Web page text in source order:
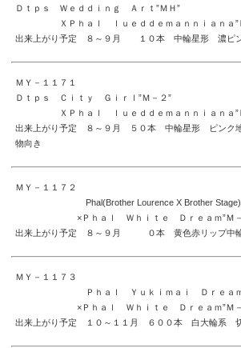
Ｄｔｐｓ Ｗｅｄｄｉｎｇ Ａｒｔ”ＭＨ”
ＸＰｈａｌ ｌｕｅｄｄｅｍａｎｎｉａｎａ”Ｋ
出来上がり予定 ８～９月 １０本 中輪星形 濃ピン
ＭＹ－１１７１
Ｄｔｐｓ Ｃｉｔｙ Ｇｉｒｌ”Ｍ－２”
ＸＰｈａｌ ｌｕｅｄｄｅｍａｎｎｉａｎａ”Ｋ
出来上がり予定 ８～９月 ５０本 中輪星形 ピンク
物向き
ＭＹ－１１７２
Phal(Brother Lourence X Brother Stage)”
×Ｐｈａｌ Ｗｈｉｔｅ Ｄｒｅａｍ”Ｍ－
出来上がり予定 ８～９月 ０本 黄色赤リップ中
ＭＹ－１１７３
Ｐｈａｌ Ｙｕｋｉｍａｉ Ｄｒｅａｍ”
×Ｐｈａｌ Ｗｈｉｔｅ Ｄｒｅａｍ”Ｍ－
出来上がり予定 １０～１１月 ６００本 白大輪系